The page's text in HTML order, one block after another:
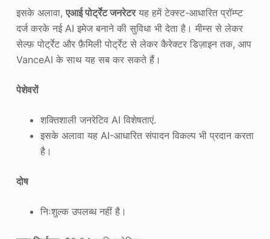
इसके अलावा,एआई पोर्ट्रेट जनरेटरयह हमें टेक्स्ट-आधारित प्रॉम्प्ट
दर्ज करके नई AI इमेज बनाने की सुविधा भी देता है। मीम्स से लेकर
सेल्फ़ पोर्ट्रेट और फ़ैमिली पोर्ट्रेट से लेकर कैरेक्टर डिज़ाइन तक, आप
VanceAI के साथ यह सब कर सकते हैं।
पेशेवरों
शक्तिशाली जनरेटिव AI विशेषताएं.
इसके अलावा यह AI-आधारित संपादन विकल्प भी प्रदान करता
है।
दोष
निःशुल्क उपलब्ध नहीं है।